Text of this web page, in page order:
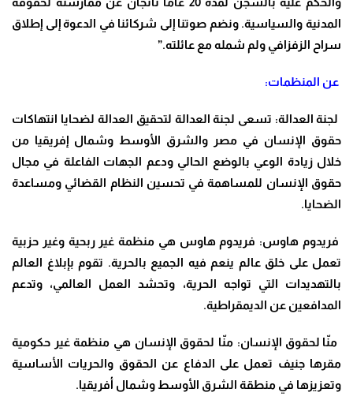
المدنية والسياسية. ونضم صوتنا إلى شركائنا في الدعوة إلى إطلاق
سراح الزفزافي ولم شمله مع عائلته.”
عن المنظمات:
لجنة العدالة: تسعى لجنة العدالة لتحقيق العدالة لضحايا انتهاكات
حقوق الإنسان في مصر والشرق الأوسط وشمال إفريقيا من
خلال زيادة الوعي بالوضع الحالي ودعم الجهات الفاعلة في مجال
حقوق الإنسان للمساهمة في تحسين النظام القضائي ومساعدة
الضحايا.
فريدوم هاوس: فريدوم هاوس هي منظمة غير ربحية وغير حزبية
تعمل على خلق عالم ينعم فيه الجميع بالحرية. تقوم بإبلاغ العالم
بالتهديدات التي تواجه الحرية، وتحشد العمل العالمي، وتدعم
المدافعين عن الديمقراطية.
منّا لحقوق الإنسان: منّا لحقوق الإنسان هي منظمة غير حكومية
مقرها جنيف تعمل على الدفاع عن الحقوق والحريات الأساسية
وتعزيزها في منطقة الشرق الأوسط وشمال أفريقيا.